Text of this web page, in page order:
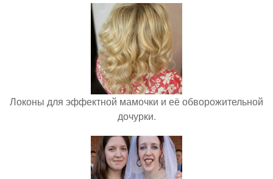
Локоны для эффектной мамочки и её обворожительной
дочурки.